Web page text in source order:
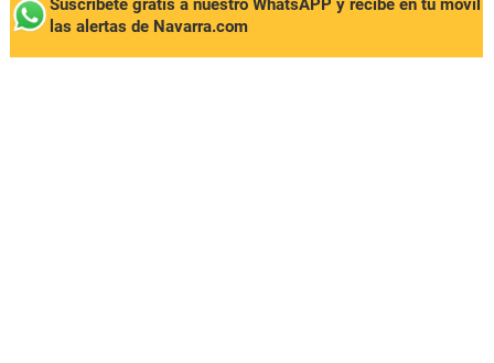
Suscríbete gratis a nuestro WhatsAPP y recibe en tu móvil
las alertas de Navarra.com